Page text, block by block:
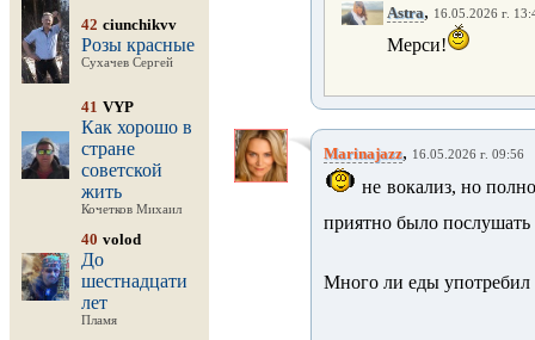
42 ciunchikvv
Розы красные
Сухачев Сергей
41 VYP
Как хорошо в
стране
советской
жить
Кочетков Михаил
40 volod
До
шестнадцати
лет
Пламя
Astra, 16.05.2026 г.
Мерси!
Marinajazz, 16.05.2026 г. 09:56
не вокализ, но
приятно было послушать
Много ли еды употребил